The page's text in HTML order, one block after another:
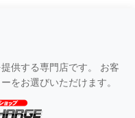
供する専門店です。 お客
をお選びいただけます。